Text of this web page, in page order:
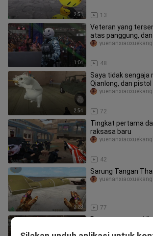
2:51 13
1:04
Veteran yang
atas panggung,
gemetar ketika dia
48
2:54
Saya tidak sengaja
Qianlong, dan
ronde kedua
72
1:03
Tingkat pertama
raksasa baru
42
2:28
Sarung Tangan
77
Reporter perang